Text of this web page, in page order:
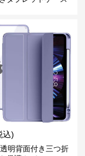
込)
明背面付き三つ折